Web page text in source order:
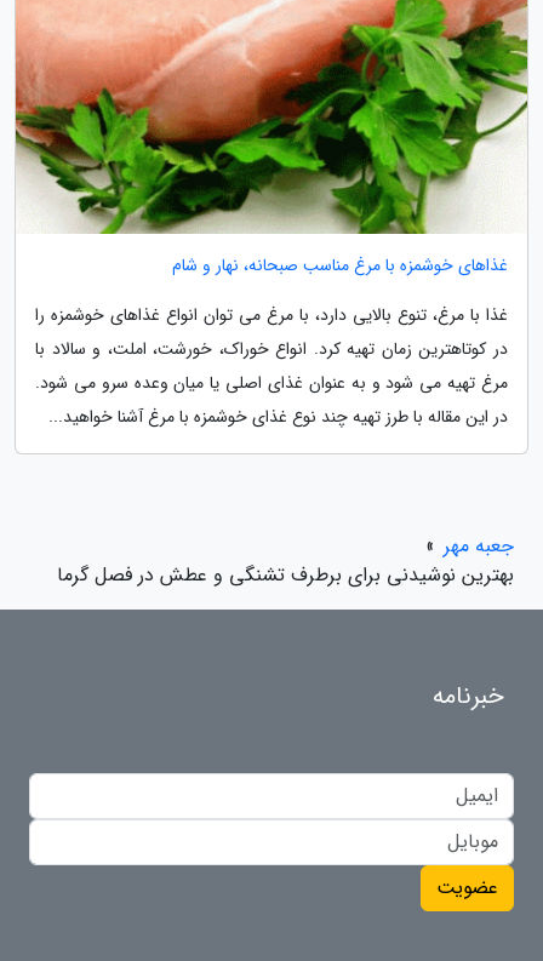
غذاهای خوشمزه با مرغ مناسب صبحانه، نهار و شام
غذا با مرغ، تنوع بالایی دارد، با مرغ می توان انواع غذاهای خوشمزه را
در کوتاهترین زمان تهیه کرد. انواع خوراک، خورشت، املت، و سالاد با
مرغ تهیه می شود و به عنوان غذای اصلی یا میان وعده سرو می شود.
در این مقاله با طرز تهیه چند نوع غذای خوشمزه با مرغ آشنا خواهید...
جعبه مهر »
بهترین نوشیدنی برای برطرف تشنگی و عطش در فصل گرما
خبرنامه
عضویت